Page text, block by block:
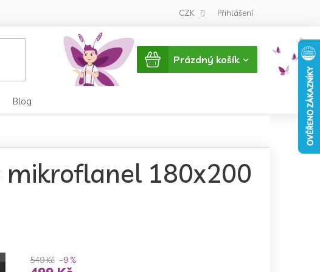
CZK Přihlášení
Nákupní
košík
Prázdný košík
Blog
180x200
549 Kč –9 %